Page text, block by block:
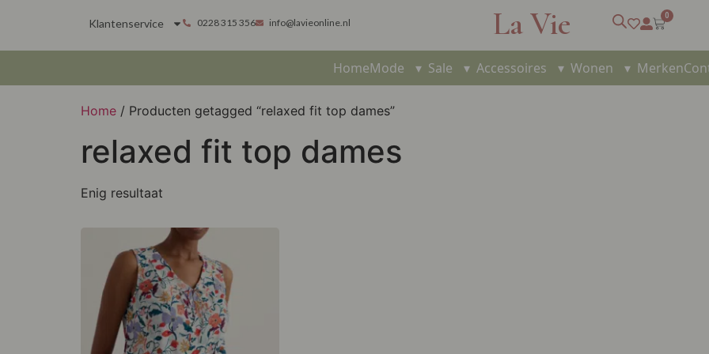
Klantenservice 0228 315 356 info@lavieonline.nl La Vie 0
HomeMode ▾ Sale ▾ Accessoires ▾ Wonen ▾ Merken
Home / Producten getagged “relaxed fit top dames”
relaxed fit top dames
Enig resultaat